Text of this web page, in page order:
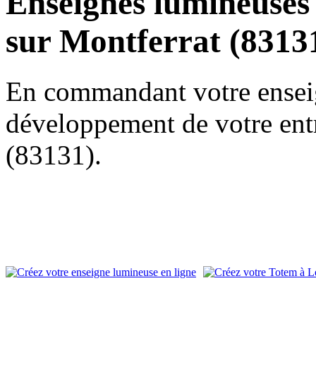
sur Montferrat
En commandant votre
développement de votre
(83131).